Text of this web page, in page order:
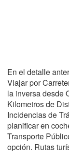
En el detalle
Viajar por
la inversa desde
Kilometros de
Incidencias de
planificar en
Transporte
opción. Rutas